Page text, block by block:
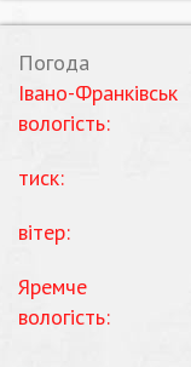
Погода
Івано-Франківськ
вологість:
тиск:
вітер:
Яремче
вологість: